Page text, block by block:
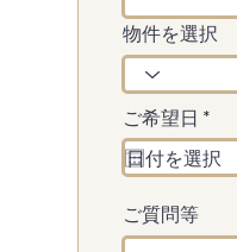
物件を選択
ご希望日 *r
e
q
u
e
ご質問等